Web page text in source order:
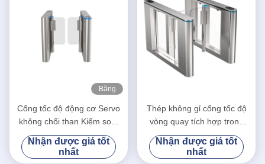
Băng
Cổng tốc độ động cơ Servo
không chổi than Kiểm soát
truy cập cửa quay Cổng rào
cản xoay
Nhận được giá tốt
nhất
Thép không gỉ cổng tốc độ
vòng quay tích hợp trong
card Capture Reader máy
chủ servo brushless
Nhận được giá tốt
nhất